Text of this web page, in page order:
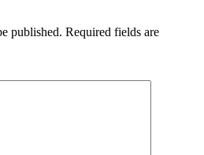
published. Required fields are